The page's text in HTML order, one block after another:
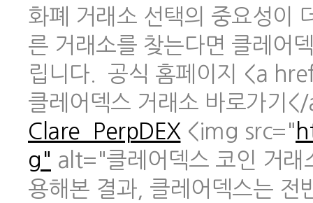
화폐 거래소 선택의 중요성이
른 거래소를 찾는다면 클레어
립니다. 공식 홈페이지 <a
클레어덱스 거래소 바로가기
Clare_PerpDEX <img src="
g" alt="클레어덱스 코인 거래
용해본 결과, 클레어덱스는 전